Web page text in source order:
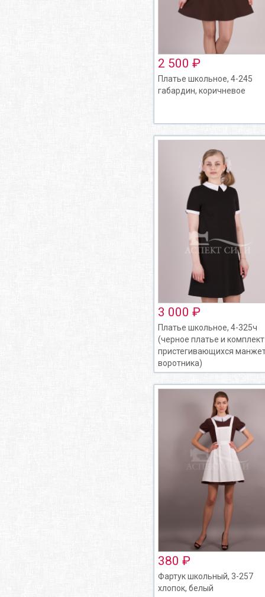
2 500 ₽
Платье школьное, 4-245
габардин, коричневое
3 000 ₽
Платье школьное, 4-325ч
(черное платье и комплект
пристегивающихся
воротника)
380 ₽
Фартук школьный, 3-257
хлопок, белый